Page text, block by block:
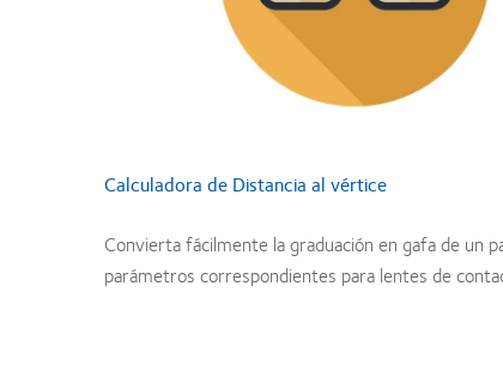
Calculadora de Distancia al vértice
Convierta fácilmente la graduación en gafa de un
parámetros correspondientes para lentes de